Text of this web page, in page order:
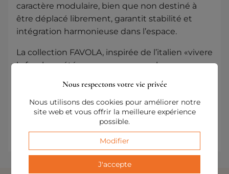
caractère modulaire, bien que non destiné à
être déplacé librement, garantit stabilité et
intégration harmonieuse dans l’espace.
La collection FAVOLA, inspirée de l’italien «vivere
la favola», a été conçue pour que chaque
bien pensé. De cette façon, votre salon
bénéficie d’un agencement dans lequel
élégance, fonctionnalité et cohérence vont de
Nous respectons votre vie privée
Nous utilisons des cookies pour améliorer notre
site web et vous offrir la meilleure expérience
possible.
Modifier
J'accepte